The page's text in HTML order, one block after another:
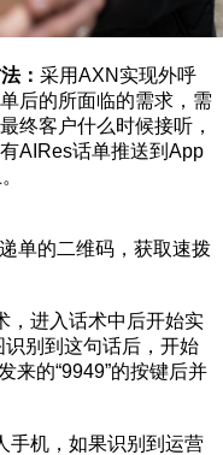
： 采用AXN实现外呼
后的所面临的需求，需
终客户什么时候接听，
AIRes话单推送到App
单的二维码，获取速拨
进入话术中后开始实
别到这句话后，开始
来的“9949”的按键后并
机，如果识别到运营